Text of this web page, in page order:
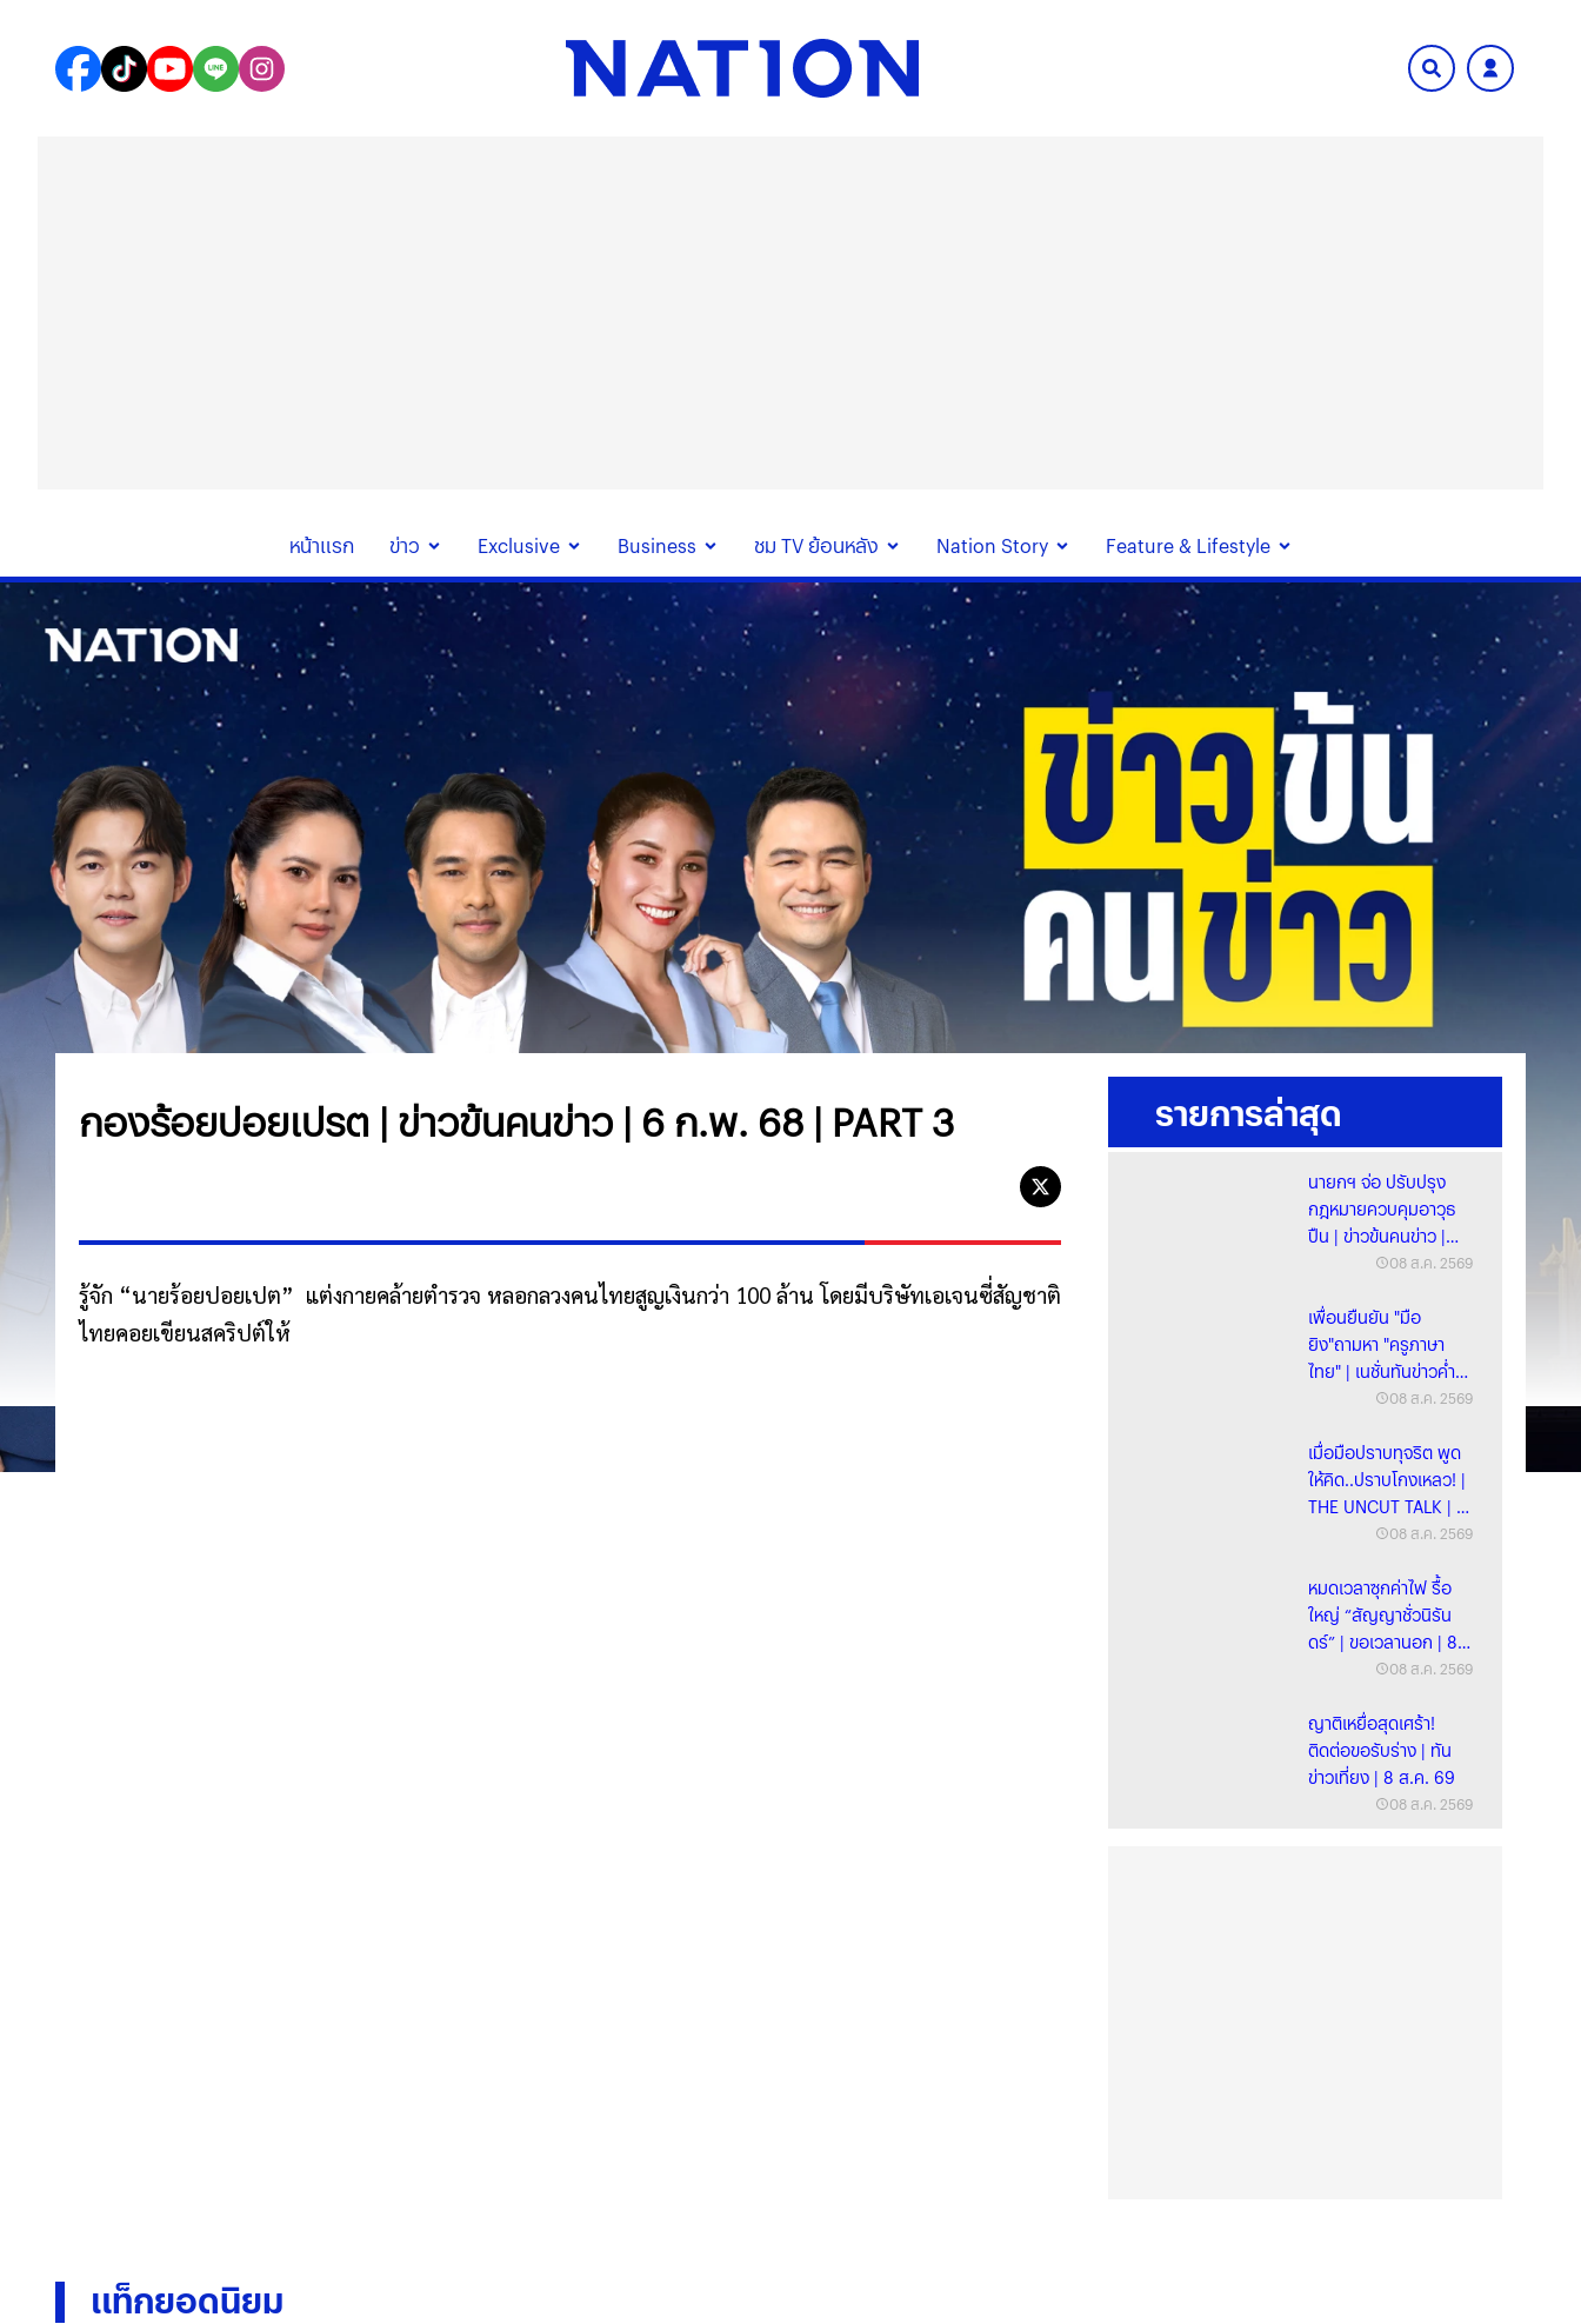
หน้าแรก ข่าว Exclusive Business ชม TV ย้อนหลัง Nation Story Feature & Lifestyle
กองร้อยปอยเปรต | ข่าวข้นคนข่าว | 6 ก.พ. 68 | PART 3
รู้จัก “นายร้อยปอยเปต” แต่งกายคล้ายตำรวจ หลอกลวงคนไทยสูญเงินกว่า 100 ล้าน โดยมีบริษัทเอเจนซี่สัญชาติ
ไทยคอยเขียนสคริปต์ให้
รายการล่าสุด
นายกฯ จ่อ ปรับปรุง
กฎหมายควบคุมอาวุธ
ปืน | ข่าวข้นคนข่าว |
08 ส.ค. 6908 ส.ค. 2569
เพื่อนยืนยัน "มือ
ยิง"ถามหา "ครูภาษา
ไทย" | เนชั่นทันข่าวค่ำ |
8 ส.ค. 69 | PART08 ส.ค. 2569
เมื่อมือปราบทุจริต พูด
ให้คิด..ปราบโกงเหลว! |
THE UNCUT TALK | 8
ส.ค. 69 | FULL08 ส.ค. 2569
หมดเวลาซุกค่าไฟ รื้อ
ใหญ่ “สัญญาชั่วนิรัน
ดร์” | ขอเวลานอก | 8
ส.ค. 69 | FULL08 ส.ค. 2569
ญาติเหยื่อสุดเศร้า!
ติดต่อขอรับร่าง | ทัน
ข่าวเที่ยง | 8 ส.ค. 69
08 ส.ค. 2569
แท็กยอดนิยม